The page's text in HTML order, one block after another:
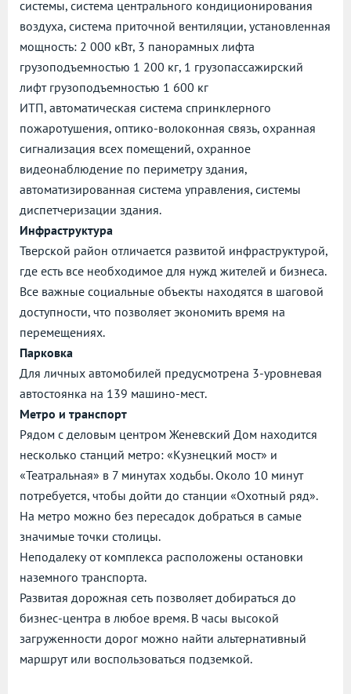
системы, система центрального кондиционирования
воздуха, система приточной вентиляции, установленная
мощность: 2 000 кВт, 3 панорамных лифта
грузоподъемностью 1 200 кг, 1 грузопассажирский
лифт грузоподъемностью 1 600 кг
ИТП, автоматическая система спринклерного
пожаротушения, оптико-волоконная связь, охранная
сигнализация всех помещений, охранное
видеонаблюдение по периметру здания,
автоматизированная система управления, системы
диспетчеризации здания.
Инфраструктура
Тверской район отличается развитой инфраструктурой,
где есть все необходимое для нужд жителей и бизнеса.
Все важные социальные объекты находятся в шаговой
доступности, что позволяет экономить время на
перемещениях.
Парковка
Для личных автомобилей предусмотрена 3-уровневая
автостоянка на 139 машино-мест.
Метро и транспорт
Рядом с деловым центром Женевский Дом находится
несколько станций метро: «Кузнецкий мост» и
«Театральная» в 7 минутах ходьбы. Около 10 минут
потребуется, чтобы дойти до станции «Охотный ряд».
На метро можно без пересадок добраться в самые
значимые точки столицы.
Неподалеку от комплекса расположены остановки
наземного транспорта.
Развитая дорожная сеть позволяет добираться до
бизнес-центра в любое время. В часы высокой
загруженности дорог можно найти альтернативный
маршрут или воспользоваться подземкой.